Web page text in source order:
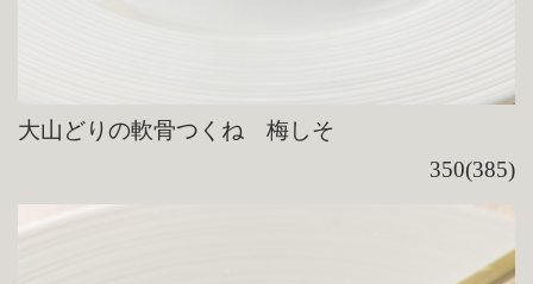
大山どりの軟骨つくね 梅しそ
350(385)